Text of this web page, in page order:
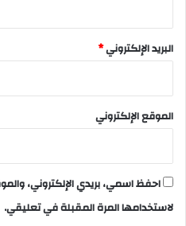
البريد الإلكتروني*
الموقع الإلكتروني
احفظ اسمي، بريدي الإلكتروني،
لاستخدامها المرة المقبلة في تعليقي.